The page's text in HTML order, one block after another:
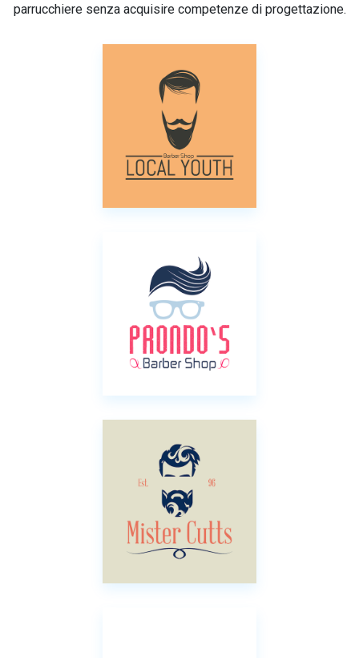
parrucchiere senza acquisire competenze di progettazione.